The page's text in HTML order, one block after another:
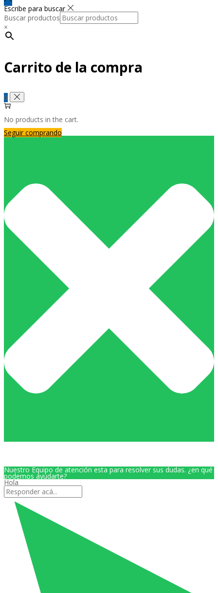
Escribe para buscar
Buscar productos
×
Carrito de la compra
0
No products in the cart.
Seguir comprando
Nuestro Equipo de atención esta para resolver sus dudas. ¿en qué
podemos ayudarte?
Hola